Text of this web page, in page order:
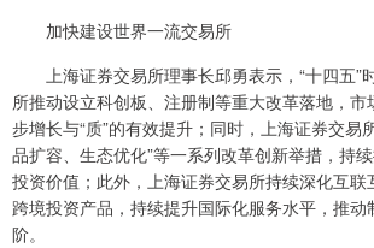
加快建设世界一流交易所
上海证券交易所理事长邱勇表示，“十四五”
所推动设立科创板、注册制等重大改革落地，市
步增长与“质”的有效提升；同时，上海证券交易
品扩容、生态优化”等一系列改革创新举措，持
投资价值；此外，上海证券交易所持续深化互联
跨境投资产品，持续提升国际化服务水平，推动
阶。